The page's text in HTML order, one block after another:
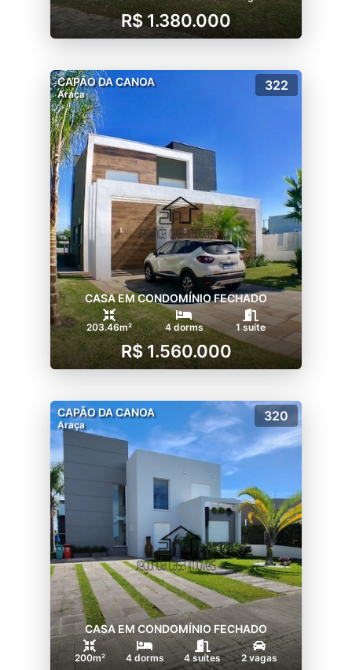
R$ 1.380.000
CAPÃO DA CANOA
Araça
322
CASA EM CONDOMÍNIO FECHADO
203.46m² 4 dorms 1 suíte
R$ 1.560.000
CAPÃO DA CANOA
Araça
320
CASA EM CONDOMÍNIO FECHADO
200m² 4 dorms 4 suítes 2 vagas